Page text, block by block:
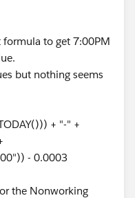
to get 7:00PM
but nothing seems
+ "-" +
- 0.0003
the Nonworking